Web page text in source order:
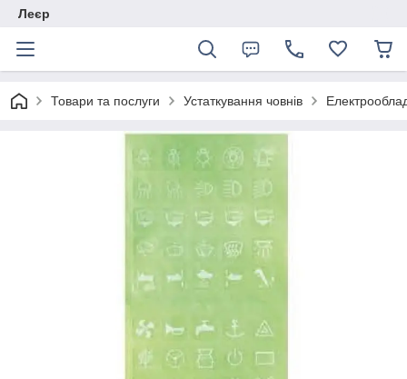
Леєр
Товари та послуги Устаткування човнів